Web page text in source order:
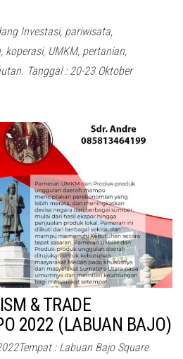
Investasi, pariwisata,
UMKM, pertanian,
Tanggal : 20-23 Oktober
& TRADE
2022 (LABUAN BAJO)
: Labuan Bajo Square